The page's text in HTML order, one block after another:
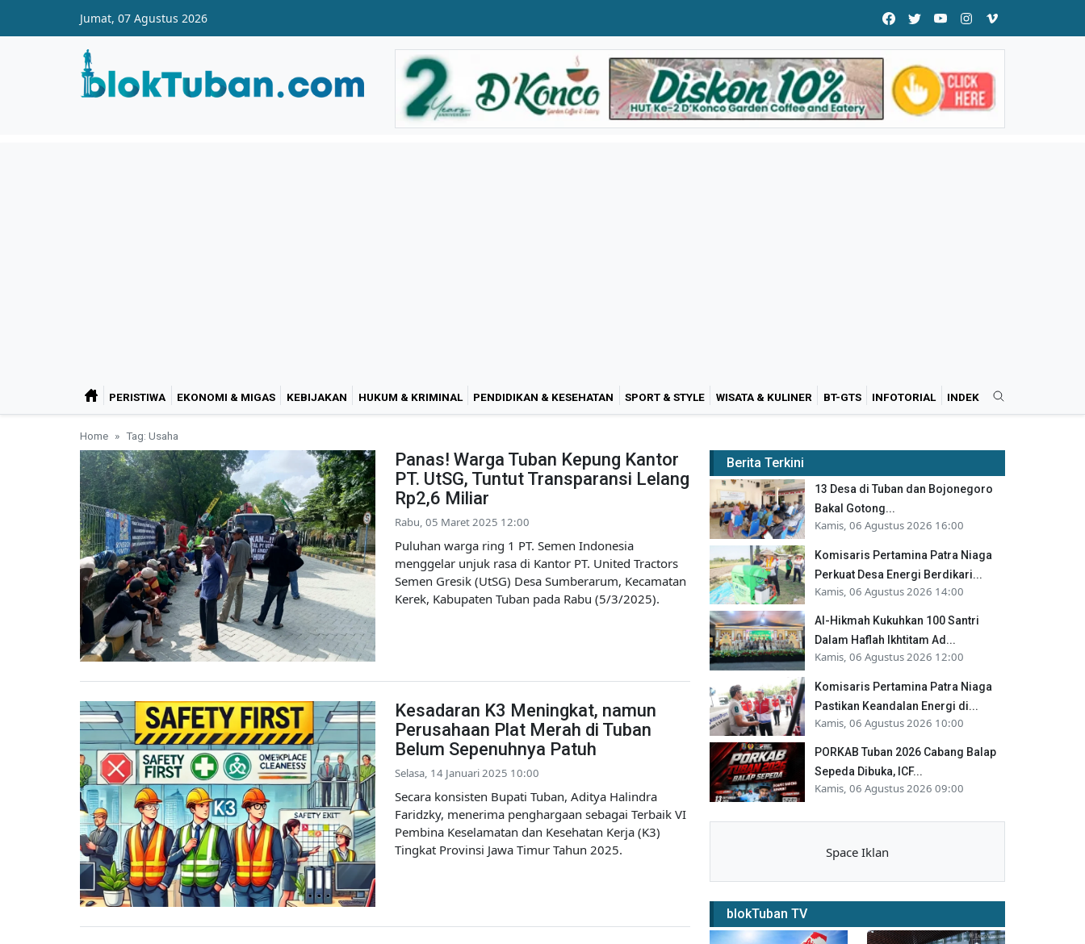
Jumat, 07 Agustus 2026
PERISTIWA EKONOMI & MIGAS KEBIJAKAN HUKUM & KRIMINAL PENDIDIKAN & KESEHATAN SPORT & STYLE WISATA & KULINER BT-GTS INFOTORIAL INDEK
Home Tag: Usaha
Panas! Warga Tuban Kepung Kantor
PT. UtSG, Tuntut Transparansi Lelang
Rp2,6 Miliar
Rabu, 05 Maret 2025 12:00
Puluhan warga ring 1 PT. Semen Indonesia
menggelar unjuk rasa di Kantor PT. United Tractors
Semen Gresik (UtSG) Desa Sumberarum, Kecamatan
Kerek, Kabupaten Tuban pada Rabu (5/3/2025).
Kesadaran K3 Meningkat, namun
Perusahaan Plat Merah di Tuban
Belum Sepenuhnya Patuh
Selasa, 14 Januari 2025 10:00
Secara konsisten Bupati Tuban, Aditya Halindra
Faridzky, menerima penghargaan sebagai Terbaik VI
Pembina Keselamatan dan Kesehatan Kerja (K3)
Tingkat Provinsi Jawa Timur Tahun 2025.
Berita Terkini
13 Desa di Tuban dan Bojonegoro
Bakal Gotong...
Kamis, 06 Agustus 2026 16:00
Komisaris Pertamina Patra Niaga
Perkuat Desa Energi Berdikari...
Kamis, 06 Agustus 2026 14:00
Al-Hikmah Kukuhkan 100 Santri
Dalam Haflah Ikhtitam Ad...
Kamis, 06 Agustus 2026 12:00
Komisaris Pertamina Patra Niaga
Pastikan Keandalan Energi di...
Kamis, 06 Agustus 2026 10:00
PORKAB Tuban 2026 Cabang Balap
Sepeda Dibuka, ICF...
Kamis, 06 Agustus 2026 09:00
Space Iklan
blokTuban TV